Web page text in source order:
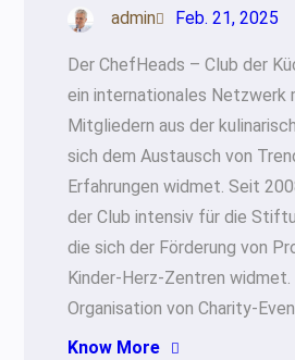
admin Feb. 21, 2025
Der ChefHeads – Club der
ein internationales Netzwerk
Mitgliedern aus der
sich dem Austausch von
Erfahrungen widmet. Seit
der Club intensiv für die
die sich der Förderung von
Kinder-Herz-Zentren widmet.
Organisation von Charity-
Know More